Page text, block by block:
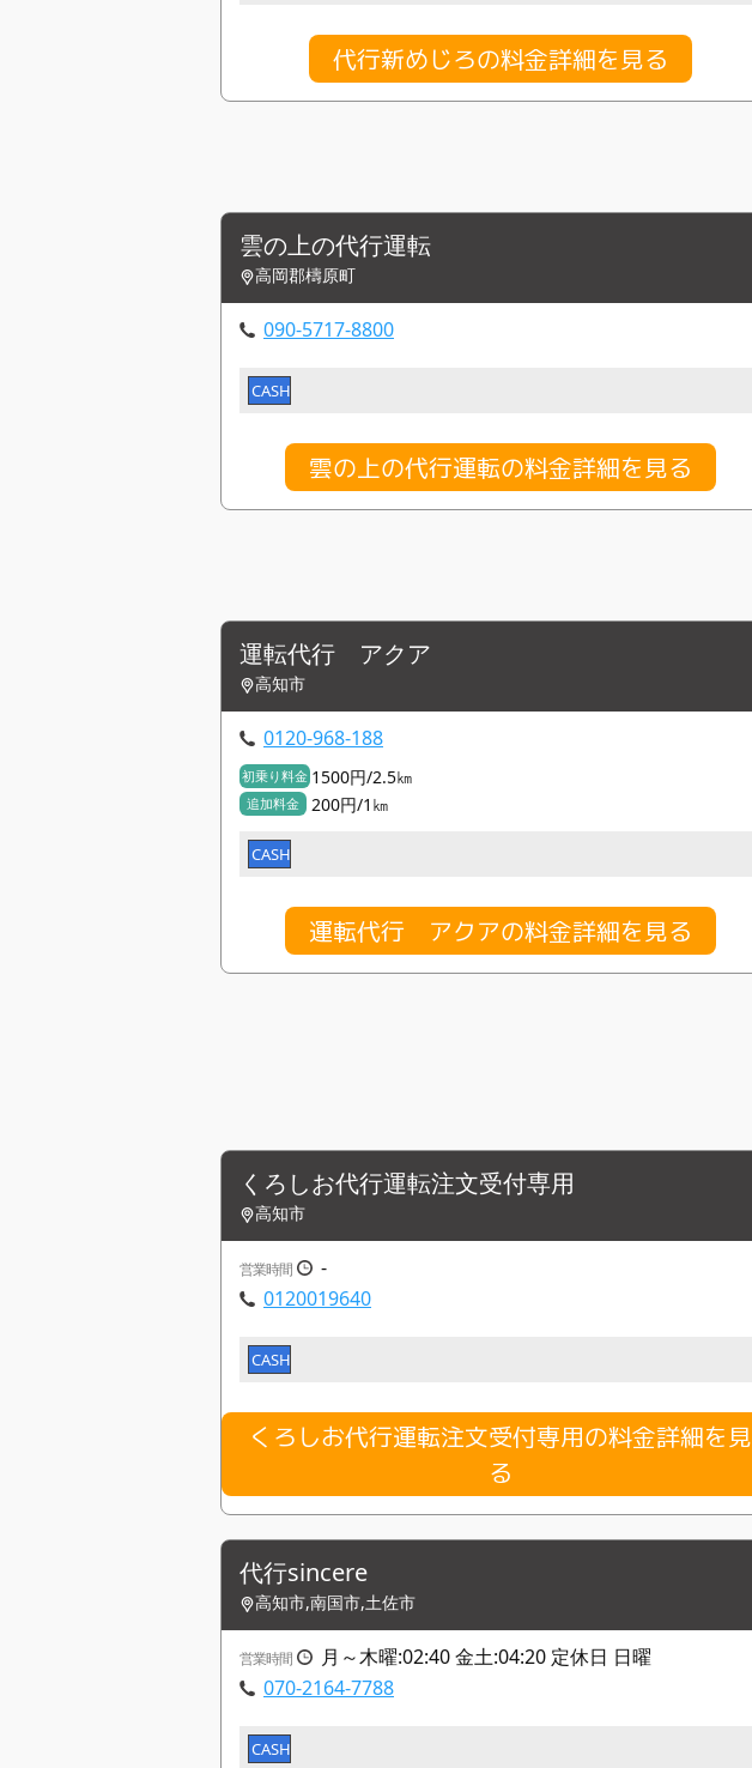
代行新めじろの料金詳細を見る
雲の上の代行運転
高岡郡檮原町
090-5717-8800
CASH
雲の上の代行運転の料金詳細を見る
運転代行 アクア
高知市
0120-968-188
初乗り料金 1500円/2.5㎞
追加料金 200円/1㎞
CASH
運転代行 アクアの料金詳細を見る
くろしお代行運転注文受付専用
高知市
営業時間
-
0120019640
CASH
くろしお代行運転注文受付専用の料金詳細を見
る
代行sincere
高知市,南国市,土佐市
営業時間
月～木曜:02:40 金土:04:20 定休日 日曜
070-2164-7788
CASH